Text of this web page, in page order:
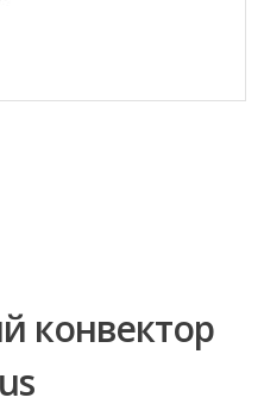
конвектор